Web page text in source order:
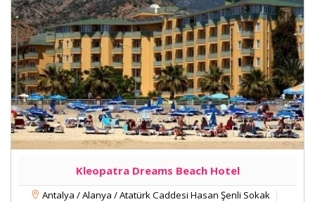
Kleopatra Dreams Beach Hotel
Antalya / Alanya / Atatürk Caddesi Hasan Şenli Sokak